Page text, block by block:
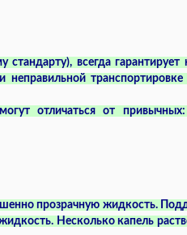
стандарту), всегда гарантирует
неправильной
отличаться от
прозрачную жидкость.
Несколько капель